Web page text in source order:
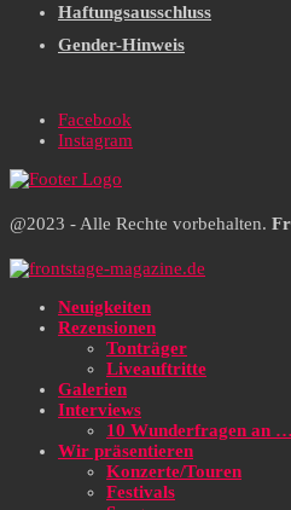
Haftungsausschluss
Gender-Hinweis
Facebook
Instagram
@2023 - Alle Rechte vorbehalten.
Neuigkeiten
Rezensionen
Tonträger
Liveauftritte
Galerien
Interviews
10 Wunderfragen an …
Wir präsentieren
Konzerte/Touren
Festivals